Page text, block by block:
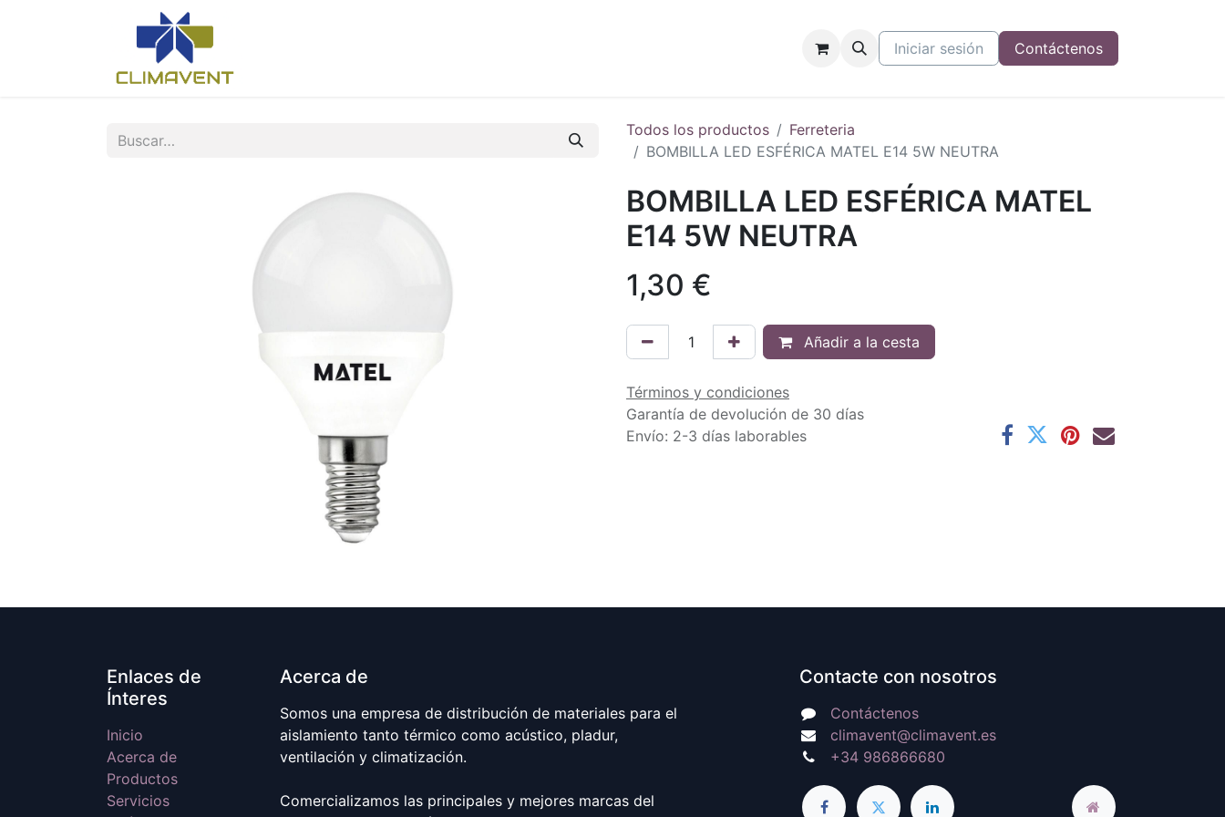
Iniciar sesión Contáctenos
Todos los productos
Ferreteria
BOMBILLA LED ESFÉRICA MATEL E14 5W NEUTRA
BOMBILLA LED ESFÉRICA MATEL
E14 5W NEUTRA
1,30 €
Añadir a la cesta
Términos y condiciones
Garantía de devolución de 30 días
Envío: 2-3 días laborables
Enlaces de
Ínteres
Inicio
Acerca de
Productos
Servicios
Acerca de
Somos una empresa de distribución de materiales para el
aislamiento tanto térmico como acústico, pladur,
ventilación y climatización.
Comercializamos las principales y mejores marcas del
Contacte con nosotros
Contáctenos
climavent@climavent.es
+34 986866680